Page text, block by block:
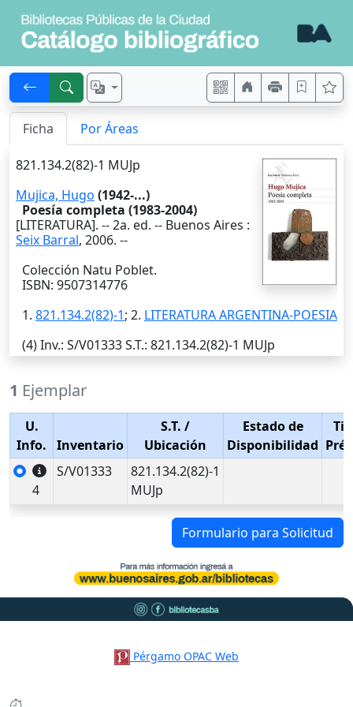
Ficha Por Áreas
821.134.2(82)-1 MUJp
Mujica, Hugo (1942-...)
Poesía completa (1983-2004)
[LITERATURA]. --2a. ed. -- Buenos Aires :
Seix Barral, 2006. --
Colección Natu Poblet.
ISBN: 9507314776
1. 821.134.2(82)-1; 2. LITERATURA ARGENTINA-POESIA
(4)Inv.: S/V01333S.T.: 821.134.2(82)-1 MUJp
1 Ejemplar
U.
Info.
Inventario
S.T. /
Ubicación
Estado de
Disponibilidad
4
S/V01333
821.134.2(82)-1
MUJp
Formulario para Solicitud
Pérgamo OPAC Web